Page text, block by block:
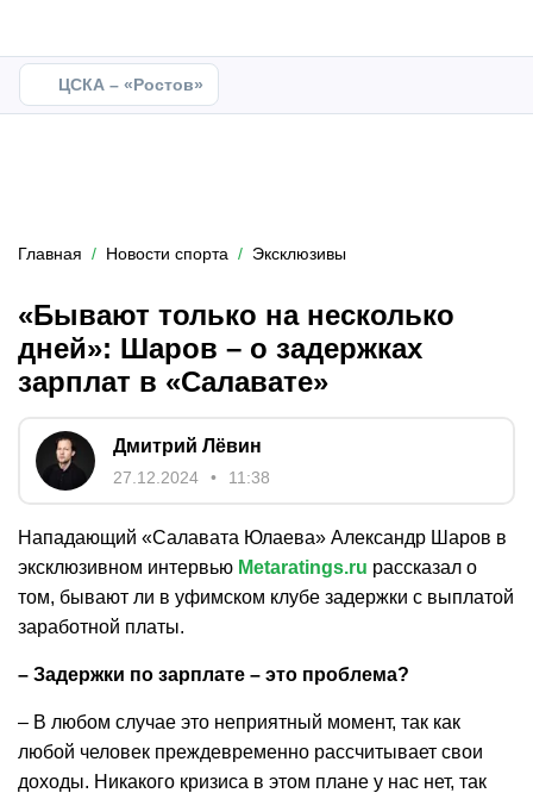
ЦСКА – «Ростов»
Главная Новости спорта Эксклюзивы
«Бывают только на несколько
дней»: Шаров – о задержках
зарплат в «Салавате»
Дмитрий Лёвин
27.12.2024 11:38
Нападающий «Салавата Юлаева» Александр Шаров в
эксклюзивном интервью Metaratings.ru рассказал о
том, бывают ли в уфимском клубе задержки с выплатой
заработной платы.
– Задержки по зарплате – это проблема?
– В любом случае это неприятный момент, так как
любой человек преждевременно рассчитывает свои
доходы. Никакого кризиса в этом плане у нас нет, так